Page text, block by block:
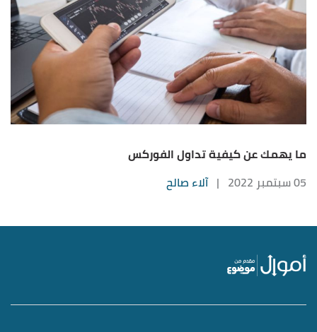
ما يهمك عن كيفية تداول الفوركس
05 سبتمبر 2022
| آلاء صالح